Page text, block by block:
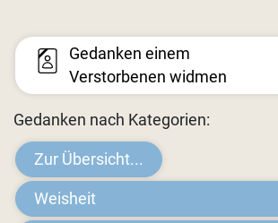
Gedanken einem
Verstorbenen widmen
Gedanken nach Kategorien:
Zur Übersicht...
Weisheit